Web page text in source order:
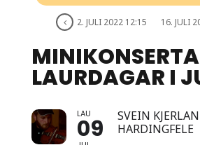
2. JULI 2022 12:15 16. JULI
LAURDAGAR I
LAU
09
SVEIN
HARDINGFELE